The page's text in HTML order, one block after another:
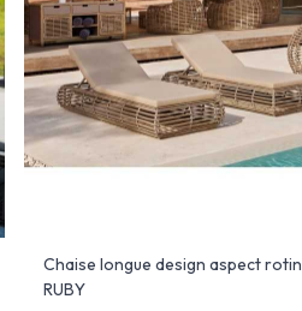
Chaise longue design aspect rotin
RUBY